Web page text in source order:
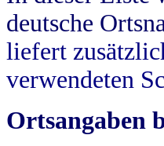
deutsche
liefert
verwendeten
Ortsangaben